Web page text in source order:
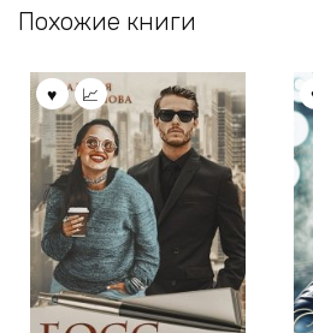
Похожие книги